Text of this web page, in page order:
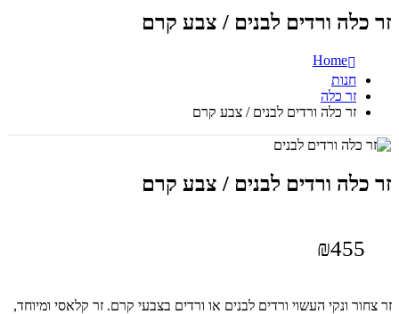
זר כלה ורדים לבנים / צבע קרם
Home
חנות
זר כלה
זר כלה ורדים לבנים / צבע קרם
זר כלה ורדים לבנים / צבע קרם
₪455
זר צחור ונקי העשוי ורדים לבנים או ורדים בצבעי קרם. זר קלאסי ומיוחד,